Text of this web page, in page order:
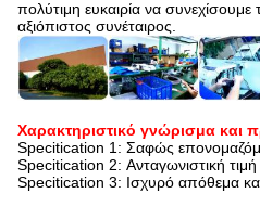
πολύτιμη ευκαιρία να
αξιόπιστος συνέταιρος.
Χαρακτηριστικό γνώρισμα και
Specitication 1: Σαφώς
Specitication 2: Ανταγωνιστική τιμή
Specitication 3: Ισχυρό απόθεμα